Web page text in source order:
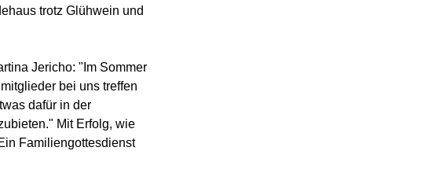
trotz Glühwein und
Jericho: "Im Sommer
bei uns treffen
dafür in der
Mit Erfolg, wie
Familiengottesdienst